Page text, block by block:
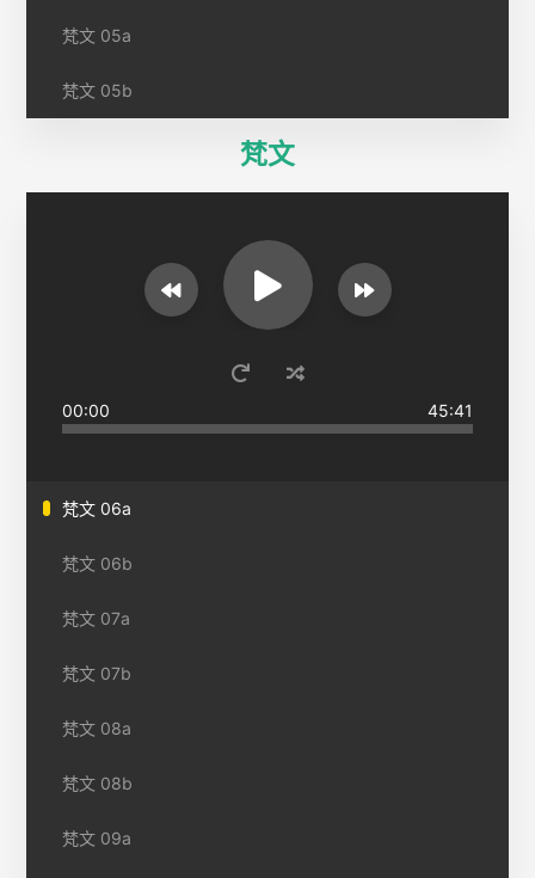
梵文 05a
梵文 05b
梵文
00:00 45:41
梵文 06a
梵文 06b
梵文 07a
梵文 07b
梵文 08a
梵文 08b
梵文 09a